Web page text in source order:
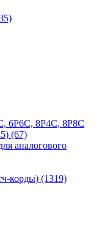
6P6C, 8P4C, 8P8C
(67)
аналогового
корды) (1319)